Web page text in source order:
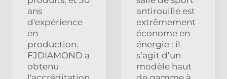
ans
d'expérience
en
production.
FJDIAMOND a
obtenu
antirouille est
extrêmement
économe en
énergie : il
s’agit d’un
modèle haut